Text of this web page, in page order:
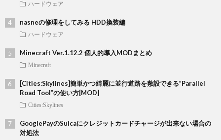
ハードウェア
nasneの修理をしてみる HDD換装編
ハードウェア
Minecraft Ver.1.12.2 個人的導入MODまとめ
Minecraft
[Cities:Skylines]簡単かつ綺麗に並行道路を敷設できる”Parallel
Road Tool”の使い方[MOD]
Cities:Skylines
GooglePayのSuicaにクレジットカードチャージが出来ない場合の
対処法